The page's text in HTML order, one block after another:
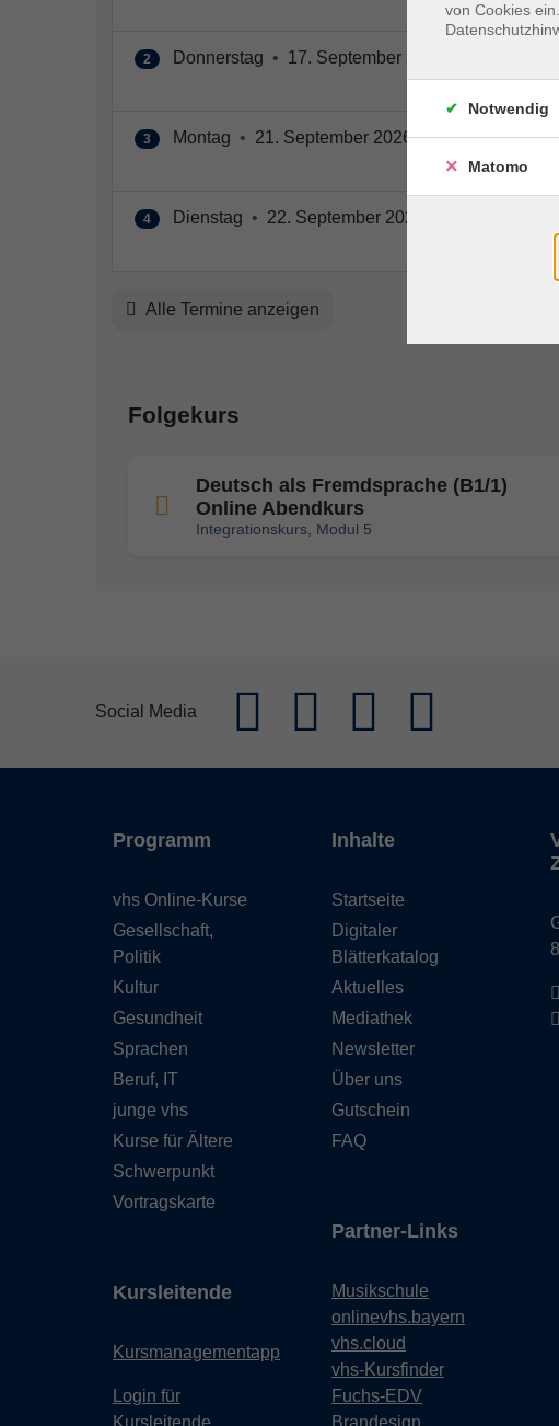
2 Donnerstag • 17. September 2026
3 Montag • 21. September 2026 • 18:00 – 21:00
4 Dienstag • 22. September 2026
Alle Termine anzeigen
Folgekurs
Deutsch als Fremdsprache (B1/1)
Online Abendkurs
Integrationskurs, Modul 5
Social Media
Programm
vhs Online-Kurse
Gesellschaft,
Politik
Kultur
Gesundheit
Sprachen
Beruf, IT
junge vhs
Kurse für Ältere
Schwerpunkt
Vortragskarte
Kursleitende
Kursmanagementapp
Login für
Kursleitende
Inhalte
Startseite
Digitaler
Blätterkatalog
Aktuelles
Mediathek
Newsletter
Über uns
Gutschein
FAQ
Partner-Links
Musikschule
onlinevhs.bayern
vhs.cloud
vhs-Kursfinder
Fuchs-EDV
Brandesign
von Cookies
Notwendig
Matomo